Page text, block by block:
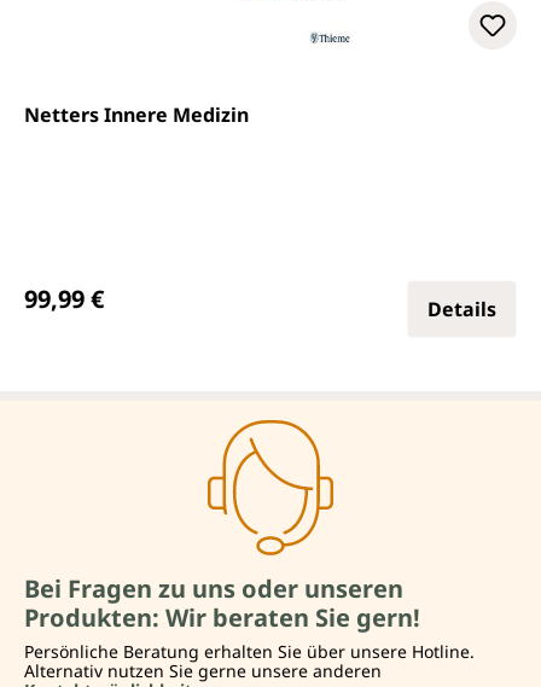
Netters Innere Medizin
99,99 € Details
Bei Fragen zu uns oder unseren
Produkten: Wir beraten Sie gern!
Persönliche Beratung erhalten Sie über unsere Hotline.
Alternativ nutzen Sie gerne unsere anderen